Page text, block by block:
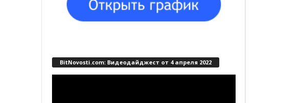
BitNovosti.com: Видеодайджест от 4 апреля 2022